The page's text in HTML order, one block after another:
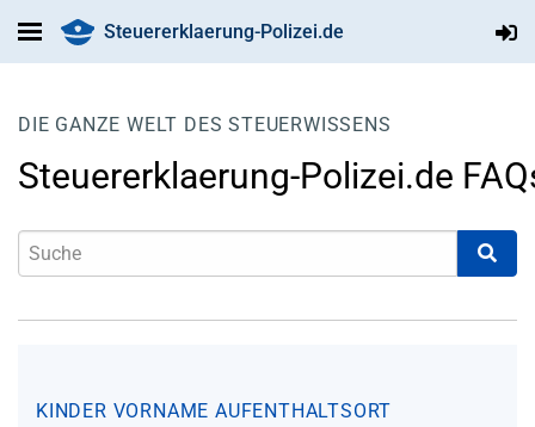
Steuererklaerung-Polizei.de
DIE GANZE WELT DES STEUERWISSENS
Steuererklaerung-Polizei.de
KINDER VORNAME AUFENTHALTSORT